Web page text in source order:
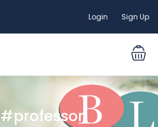
Login Sign Up
#professori